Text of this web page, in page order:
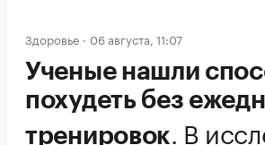
Здоровье 06 августа, 11:07
Ученые нашли
похудеть без
тренировок. В